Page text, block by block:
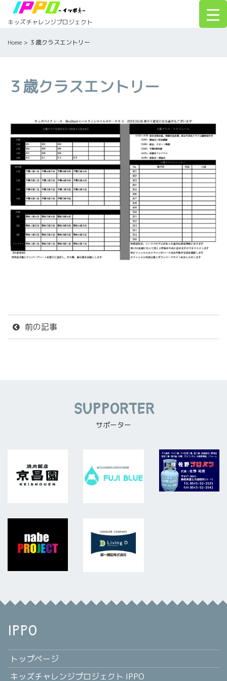
Skip
キッズチャレンジプロジェクト
Home > ３歳クラスエントリー
３歳クラスエントリー
前の記事
SUPPORTER
サポーター
IPPO
トップページ
キッズチャレンジプロジェクト IPPO